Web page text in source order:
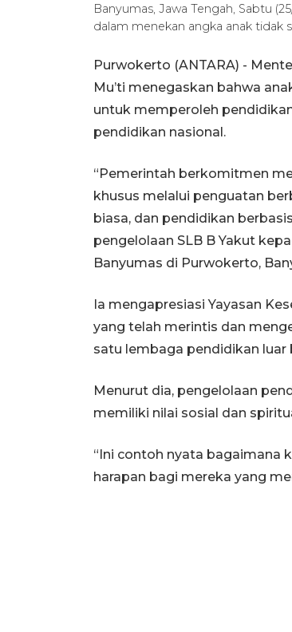
Banyumas, Jawa Tengah, Sabtu
dalam menekan angka anak tidak
Purwokerto (ANTARA) -
Mu’ti menegaskan bahwa
untuk memperoleh
pendidikan nasional.
“Pemerintah berkomitmen
khusus melalui penguatan
biasa, dan pendidikan
pengelolaan SLB B Yakut
Banyumas di Purwokerto,
Ia mengapresiasi Yayasan
yang telah merintis dan
satu lembaga pendidikan luar
Menurut dia, pengelolaan
memiliki nilai sosial dan
“Ini contoh nyata bagaimana
harapan bagi mereka yang